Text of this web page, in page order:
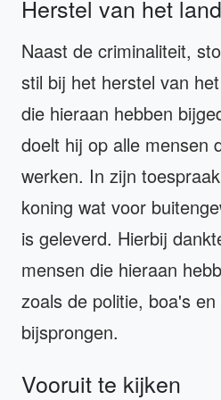
Herstel van het land
Naast de criminaliteit,
stil bij het herstel van
die hieraan hebben
doelt hij op alle mensen
werken. In zijn
koning wat voor
is geleverd. Hierbij
mensen die hieraan
zoals de politie, boa's
bijsprongen.
Vooruit te kijken